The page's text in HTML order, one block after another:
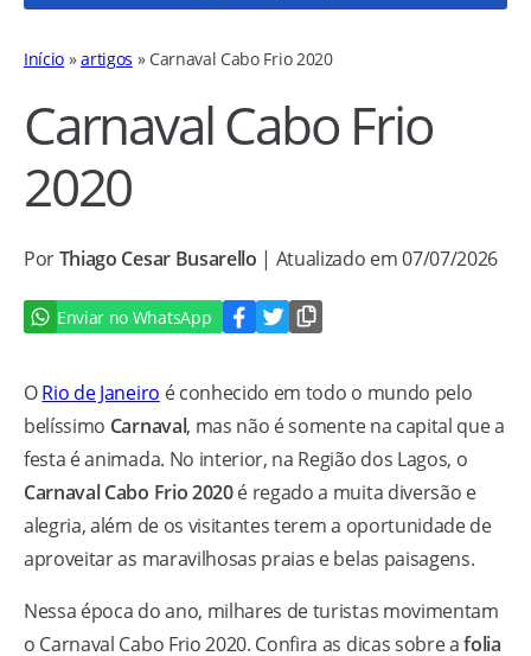
Início »artigos » Carnaval Cabo Frio 2020
Carnaval Cabo Frio
2020
PorThiago Cesar Busarello | Atualizado em 07/07/2026
Enviar no WhatsApp
ORio de Janeiro é conhecido em todo o mundo pelo
belíssimo Carnaval, mas não é somente na capital que a
festa é animada. No interior, na Região dos Lagos, o
Carnaval Cabo Frio 2020é regado a muita diversão e
alegria, além de os visitantes terem a oportunidade de
aproveitar as maravilhosas praias e belas paisagens.
Nessa época do ano, milhares de turistas movimentam
o Carnaval Cabo Frio 2020. Confira as dicas sobre afolia